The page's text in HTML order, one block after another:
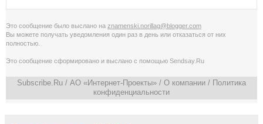
Это сообщение было выслано на znamenski.norillag@blogger.com
Вы можете получать уведомления один раз в день или отказаться от них
полностью
Это сообщение сформировано и выслано с помощью Sendsay.Ru
Subscribe.Ru / АО «Интернет-Проекты» / О компании / Политика
конфиденциальности